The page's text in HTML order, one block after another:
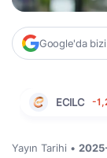
Google'da
ECILC -
Yayın Tarihi •